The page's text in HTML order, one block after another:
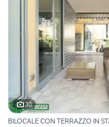
30
BILOCALE CON TERRAZZO IN